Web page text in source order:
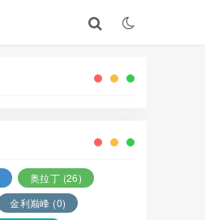
奥拉丁 (26)
金利巅峰 (0)